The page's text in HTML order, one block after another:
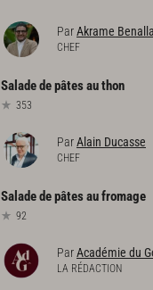
ParAkrame Benallal
CHEF
Saladedepâtesauthon
353
ParAlain Ducasse
CHEF
Saladedepâtesaufromage
92
ParAcadémie du
LA RÉDACTION